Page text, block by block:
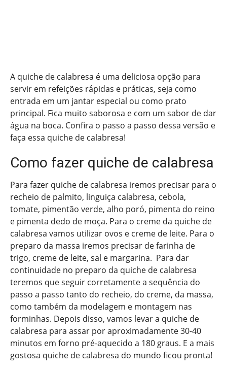
A quiche de calabresa é uma deliciosa opção para
servir em refeições rápidas e práticas, seja como
entrada em um jantar especial ou como prato
principal. Fica muito saborosa e com um sabor de dar
água na boca. Confira o passo a passo dessa versão e
faça essa quiche de calabresa!
Como fazer quiche de calabresa
Para fazer quiche de calabresa iremos precisar para o
recheio de palmito, linguiça calabresa, cebola,
tomate, pimentão verde, alho poró, pimenta do reino
e pimenta dedo de moça. Para o creme da quiche de
calabresa vamos utilizar ovos e creme de leite. Para o
preparo da massa iremos precisar de farinha de
trigo, creme de leite, sal e margarina. Para dar
continuidade no preparo da quiche de calabresa
teremos que seguir corretamente a sequência do
passo a passo tanto do recheio, do creme, da massa,
como também da modelagem e montagem nas
forminhas. Depois disso, vamos levar a quiche de
calabresa para assar por aproximadamente 30-40
minutos em forno pré-aquecido a 180 graus. E a mais
gostosa quiche de calabresa do mundo ficou pronta!